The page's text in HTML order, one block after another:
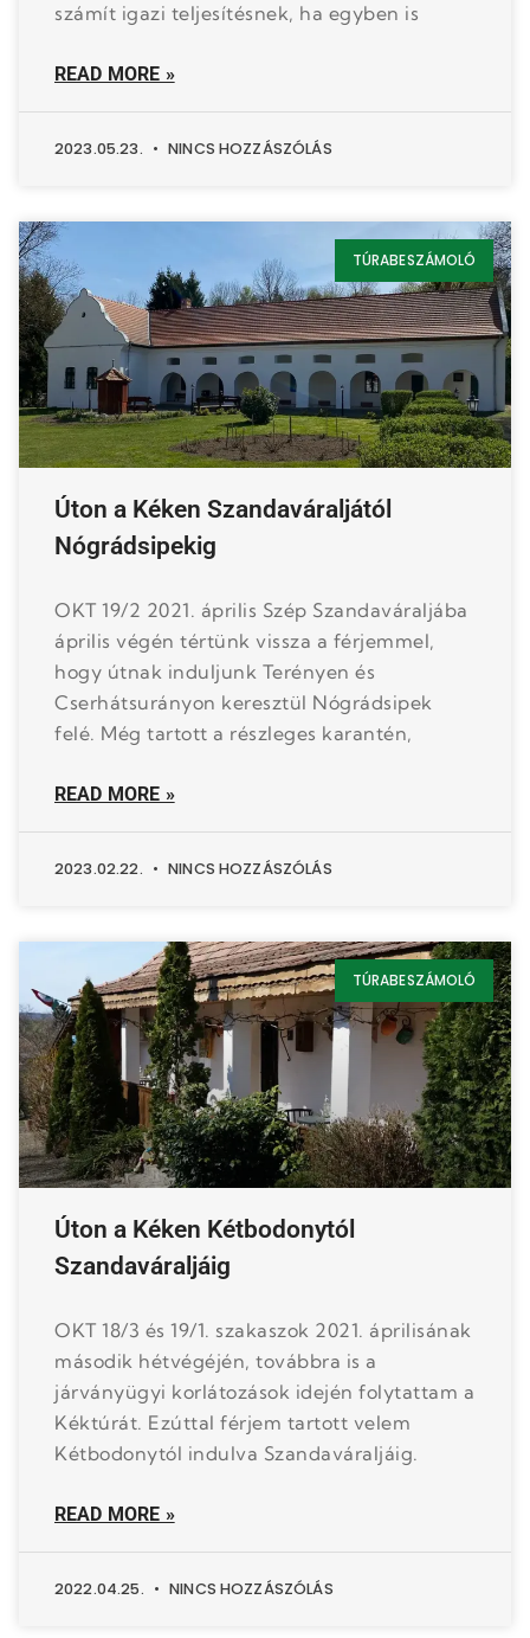
számít igazi teljesítésnek, ha egyben is
READ MORE »
2023.05.23. NINCS HOZZÁSZÓLÁS
TÚRABESZÁMOLÓ
Úton a Kéken Szandaváraljától
Nógrádsipekig
OKT 19/2 2021. április Szép Szandaváraljába
április végén tértünk vissza a férjemmel,
hogy útnak induljunk Terényen és
Cserhátsurányon keresztül Nógrádsipek
felé. Még tartott a részleges karantén,
READ MORE »
2023.02.22. NINCS HOZZÁSZÓLÁS
TÚRABESZÁMOLÓ
Úton a Kéken Kétbodonytól
Szandaváraljáig
OKT 18/3 és 19/1. szakaszok 2021. áprilisának
második hétvégéjén, továbbra is a
járványügyi korlátozások idején folytattam a
Kéktúrát. Ezúttal férjem tartott velem
Kétbodonytól indulva Szandaváraljáig.
READ MORE »
2022.04.25. NINCS HOZZÁSZÓLÁS